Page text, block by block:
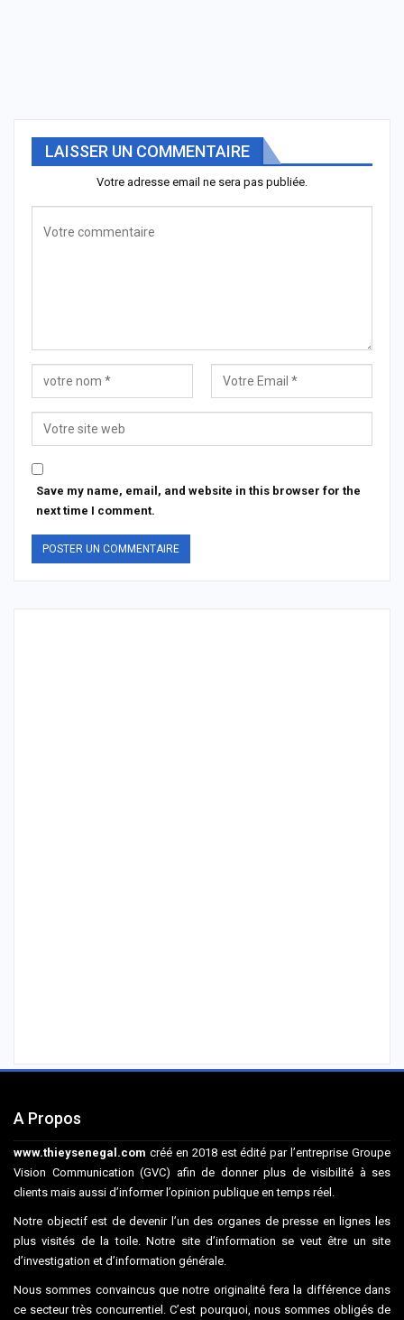
LAISSER UN COMMENTAIRE
Votre adresse email ne sera pas publiée.
Save my name, email, and website in this browser for the
next time I comment.
A Propos
www.thieysenegal.com créé en 2018 est édité par l’entreprise Groupe
Vision Communication (GVC) afin de donner plus de visibilité à ses
clients mais aussi d’informer l’opinion publique en temps réel.
Notre objectif est de devenir l’un des organes de presse en lignes les
plus visités de la toile. Notre site d’information se veut être un site
d’investigation et d’information générale.
Nous sommes convaincus que notre originalité fera la différence dans
ce secteur très concurrentiel. C’est pourquoi, nous sommes obligés de